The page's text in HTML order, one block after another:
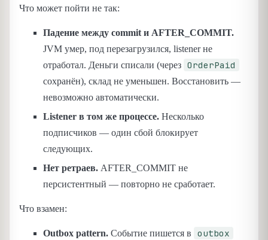
Что может пойти не так:
Падение между commit и AFTER_COMMIT.
JVM умер, под перезагрузился, listener не
отработал. Деньги списали (через OrderPaid
сохранён), склад не уменьшен. Восстановить —
невозможно автоматически.
Listener в том же процессе. Несколько
подписчиков — один сбой блокирует
следующих.
Нет ретраев. AFTER_COMMIT не
персистентный — повторно не сработает.
Что взамен:
Outbox pattern. Событие пишется в outbox